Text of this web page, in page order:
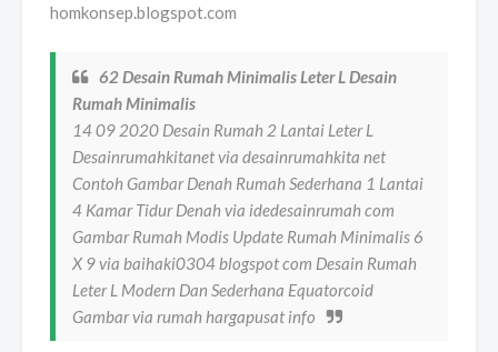
homkonsep.blogspot.com
62 Desain Rumah Minimalis Leter L Desain
Rumah Minimalis
14 09 2020 Desain Rumah 2 Lantai Leter L
Desainrumahkitanet via desainrumahkita net
Contoh Gambar Denah Rumah Sederhana 1 Lantai
4 Kamar Tidur Denah via idedesainrumah com
Gambar Rumah Modis Update Rumah Minimalis 6
X 9 via baihaki0304 blogspot com Desain Rumah
Leter L Modern Dan Sederhana Equatorcoid
Gambar via rumah hargapusat info